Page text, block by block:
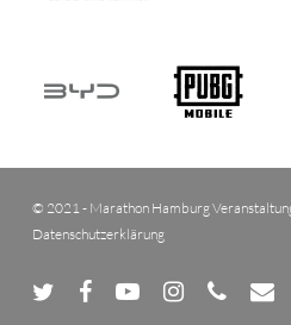
© 2021 - Marathon Hamburg
Datenschutzerklärung
twitter facebookyoutube instagram
phone email